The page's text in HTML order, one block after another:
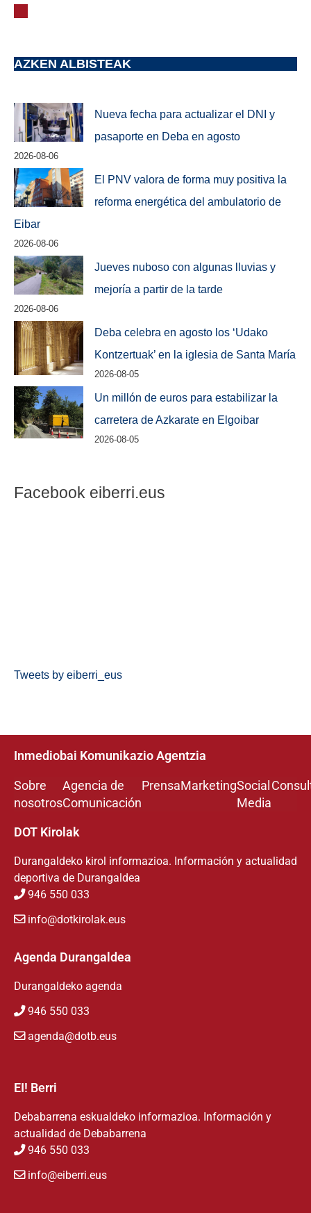
AZKEN ALBISTEAK
Nueva fecha para actualizar el DNI y
pasaporte en Deba en agosto
2026-08-06
El PNV valora de forma muy positiva la
reforma energética del ambulatorio de
Eibar
2026-08-06
Jueves nuboso con algunas lluvias y
mejoría a partir de la tarde
2026-08-06
Deba celebra en agosto los ‘Udako
Kontzertuak’ en la iglesia de Santa María
2026-08-05
Un millón de euros para estabilizar la
carretera de Azkarate en Elgoibar
2026-08-05
Facebook eiberri.eus
Tweets by eiberri_eus
Inmediobai Komunikazio Agentzia
Sobre
nosotros
Agencia de
Comunicación
PrensaMarketingSocial
Media
DOT Kirolak
Durangaldeko kirol informazioa. Información y actualidad
deportiva de Durangaldea
946 550 033
info@dotkirolak.eus
Agenda Durangaldea
Durangaldeko agenda
946 550 033
agenda@dotb.eus
EI! Berri
Debabarrena eskualdeko informazioa. Información y
actualidad de Debabarrena
946 550 033
info@eiberri.eus